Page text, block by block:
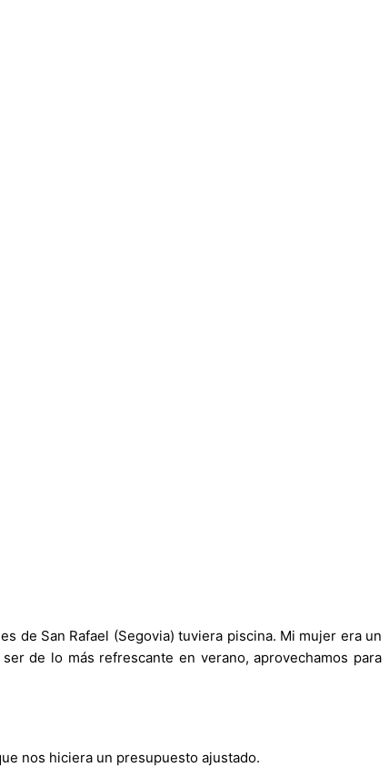
de San Rafael (Segovia) tuviera piscina. Mi mujer era un
de lo más refrescante en verano, aprovechamos para
nos hiciera un presupuesto ajustado.